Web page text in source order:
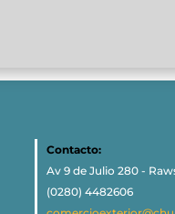
Contacto:
Av 9 de Julio 280 -
(0280) 4482606